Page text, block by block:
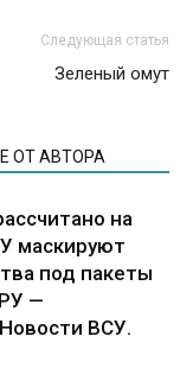
Следующая статья
Зеленый омут
ОТ АВТОРА
на
маскируют
под пакеты
—
ВСУ.